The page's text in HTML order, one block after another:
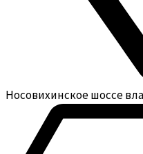
Носовихинское шоссе